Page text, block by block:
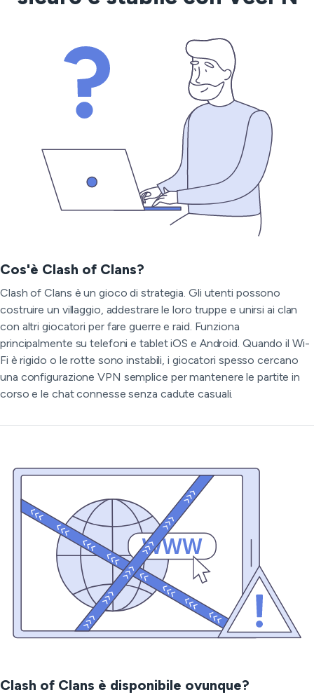
Cos'è Clash of Clans?
Clash of Clans è un gioco di strategia. Gli utenti possono
costruire un villaggio, addestrare le loro truppe e unirsi ai clan
con altri giocatori per fare guerre e raid. Funziona
principalmente su telefoni e tablet iOS e Android. Quando il Wi-
Fi è rigido o le rotte sono instabili, i giocatori spesso cercano
una configurazione VPN semplice per mantenere le partite in
corso e le chat connesse senza cadute casuali.
Clash of Clans è disponibile ovunque?